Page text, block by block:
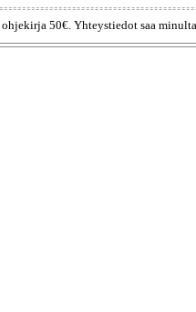
50€. Yhteystiedot saa minulta.